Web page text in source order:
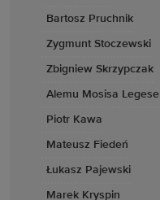
Bartosz Pruchnik
Zygmunt Stoczewski
Zbigniew Skrzypczak
Alemu Mosisa Legese
Piotr Kawa
Mateusz Fiedeń
Łukasz Pajewski
Marek Kryspin